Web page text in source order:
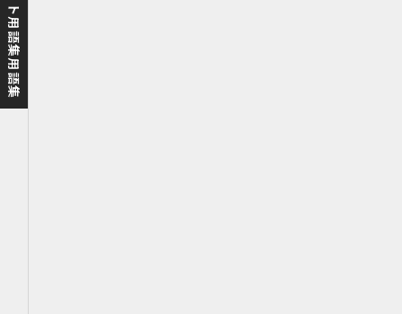
ニット用語集用語集